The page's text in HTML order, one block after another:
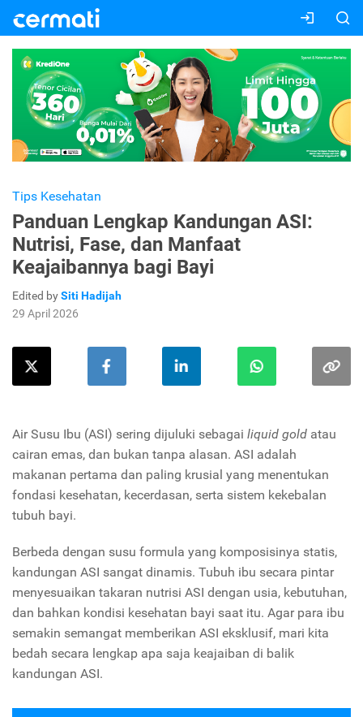
Tips Kesehatan
Panduan Lengkap Kandungan ASI:
Nutrisi, Fase, dan Manfaat
Keajaibannya bagi Bayi
Edited bySiti Hadijah
29 April 2026
Air Susu Ibu (ASI) sering dijuluki sebagai liquid gold atau
cairan emas, dan bukan tanpa alasan. ASI adalah
makanan pertama dan paling krusial yang menentukan
fondasi kesehatan, kecerdasan, serta sistem kekebalan
tubuh bayi.
Berbeda dengan susu formula yang komposisinya statis,
kandungan ASI sangat dinamis. Tubuh ibu secara pintar
menyesuaikan takaran nutrisi ASI dengan usia, kebutuhan,
dan bahkan kondisi kesehatan bayi saat itu. Agar para ibu
semakin semangat memberikan ASI eksklusif, mari kita
bedah secara lengkap apa saja keajaiban di balik
kandungan ASI.